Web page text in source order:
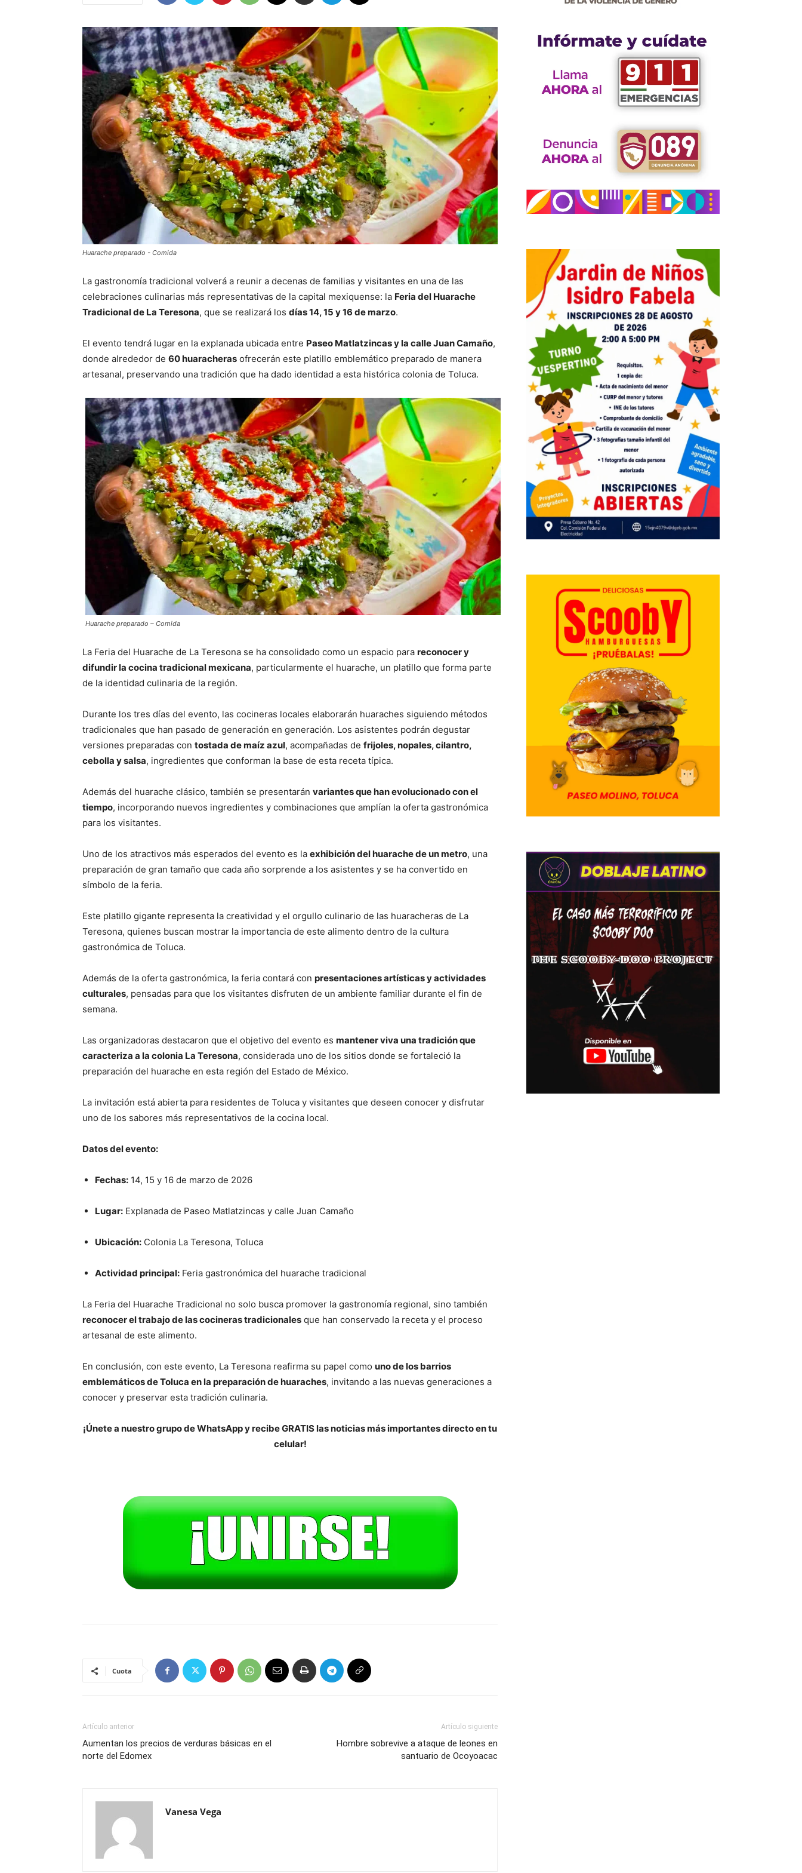
Huarache preparado - Comida
La gastronomía tradicional volverá a reunir a decenas de familias y visitantes en una de las
celebraciones culinarias más representativas de la capital mexiquense: la Feria del Huarache
Tradicional de La Teresona, que se realizará los días 14, 15 y 16 de marzo.
El evento tendrá lugar en la explanada ubicada entre Paseo Matlatzincas y la calle Juan Camaño,
donde alrededor de 60 huaracheras ofrecerán este platillo emblemático preparado de manera
artesanal, preservando una tradición que ha dado identidad a esta histórica colonia de Toluca.
Huarache preparado – Comida
La Feria del Huarache de La Teresona se ha consolidado como un espacio para reconocer y
difundir la cocina tradicional mexicana, particularmente el huarache, un platillo que forma parte
de la identidad culinaria de la región.
Durante los tres días del evento, las cocineras locales elaborarán huaraches siguiendo métodos
tradicionales que han pasado de generación en generación. Los asistentes podrán degustar
versiones preparadas con tostada de maíz azul, acompañadas de frijoles, nopales, cilantro,
cebolla y salsa, ingredientes que conforman la base de esta receta típica.
Además del huarache clásico, también se presentarán variantes que han evolucionado con el
tiempo, incorporando nuevos ingredientes y combinaciones que amplían la oferta gastronómica
para los visitantes.
Uno de los atractivos más esperados del evento es la exhibición del huarache de un metro, una
preparación de gran tamaño que cada año sorprende a los asistentes y se ha convertido en
símbolo de la feria.
Este platillo gigante representa la creatividad y el orgullo culinario de las huaracheras de La
Teresona, quienes buscan mostrar la importancia de este alimento dentro de la cultura
gastronómica de Toluca.
Además de la oferta gastronómica, la feria contará con presentaciones artísticas y actividades
culturales, pensadas para que los visitantes disfruten de un ambiente familiar durante el fin de
semana.
Las organizadoras destacaron que el objetivo del evento es mantener viva una tradición que
caracteriza a la colonia La Teresona, considerada uno de los sitios donde se fortaleció la
preparación del huarache en esta región del Estado de México.
La invitación está abierta para residentes de Toluca y visitantes que deseen conocer y disfrutar
uno de los sabores más representativos de la cocina local.
Datos del evento:
Fechas: 14, 15 y 16 de marzo de 2026
Lugar: Explanada de Paseo Matlatzincas y calle Juan Camaño
Ubicación: Colonia La Teresona, Toluca
Actividad principal: Feria gastronómica del huarache tradicional
La Feria del Huarache Tradicional no solo busca promover la gastronomía regional, sino también
reconocer el trabajo de las cocineras tradicionales que han conservado la receta y el proceso
artesanal de este alimento.
En conclusión, con este evento, La Teresona reafirma su papel como uno de los barrios
emblemáticos de Toluca en la preparación de huaraches, invitando a las nuevas generaciones a
conocer y preservar esta tradición culinaria.
¡Únete a nuestro grupo de WhatsApp y recibe GRATIS las noticias más importantes directo en tu
celular!
Cuota
Artículo anterior
Aumentan los precios de verduras básicas en el
norte del Edomex
Artículo siguiente
Hombre sobrevive a ataque de leones en
santuario de Ocoyoacac
Vanesa Vega